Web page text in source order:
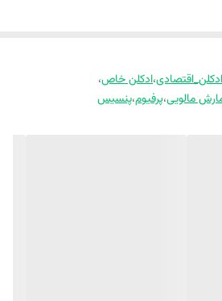
هدیه دادن نیز تبدیل کرده است.
ادکلن_اقتصادی،ادکلن خاص،
مالویی،پرفیوم،پنسیس